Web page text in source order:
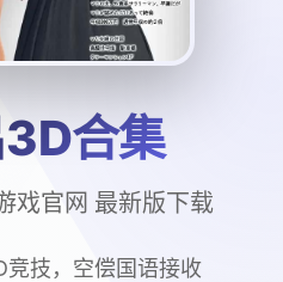
合集
戏官网 最新版下载
竞技，空偿国语接收